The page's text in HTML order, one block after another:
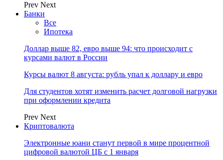
Prev Next
Банки
Все
Ипотека
Доллар выше 82, евро выше 94: что происходит с
курсами валют в России
Курсы валют 8 августа: рубль упал к доллару и евро
Для студентов хотят изменить расчет долговой нагрузки
при оформлении кредита
Prev Next
Криптовалюта
Электронные юани станут первой в мире процентной
цифровой валютой ЦБ с 1 января